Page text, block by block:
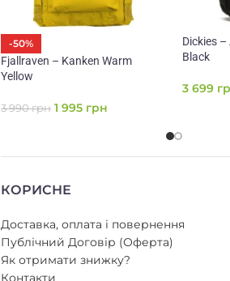
-50%
Fjallraven – Kanken Warm
Yellow
3 990грн 1 995 грн
Dickies
Black
3 699
КОРИСНЕ
Доставка, оплата і повернення
Публічний Договір (Оферта)
Як отримати знижку?
Контакти